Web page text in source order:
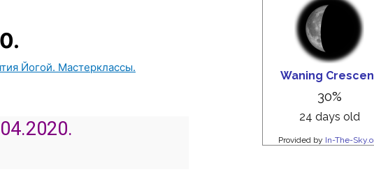
Йогой. Мастерклассы.